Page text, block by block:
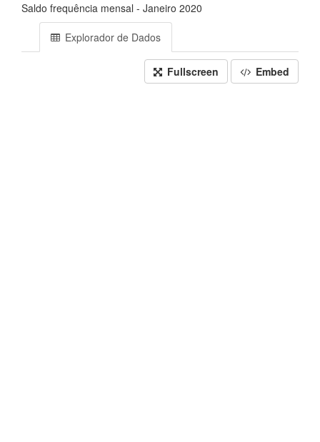
Saldo frequência mensal - Janeiro 2020
Explorador de Dados
Fullscreen Embed